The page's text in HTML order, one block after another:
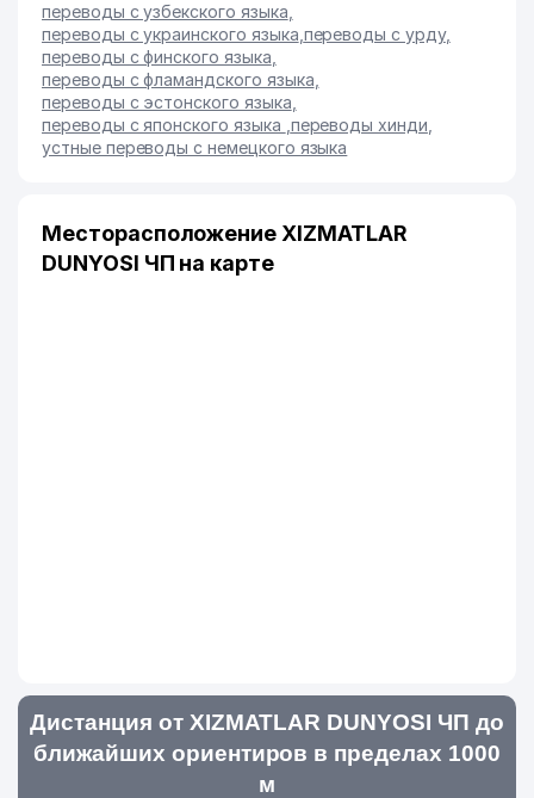
переводы с узбекского языка
переводы с украинского языка переводы с урду,
переводы с финского языка
переводы с фламандского языка
переводы с эстонского языка
переводы с японского языка переводы хинди
устные переводы с немецкого языка
Месторасположение XIZMATLAR
DUNYOSI ЧП на карте
Дистанция от XIZMATLAR DUNYOSI ЧП до
ближайших ориентиров в пределах 1000
м